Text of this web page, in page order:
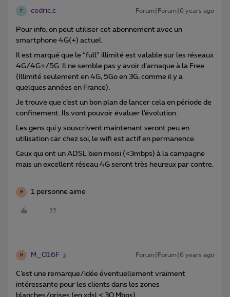
C cedric.c Forum|Forum|6 years ago
Pour info, on peut utiliser cet abonnement avec un
smartphone 4G(+) actuel.
Il est marqué que le “full” illimité est valable sur les réseaux
4G/4G+/5G. Il ne semble pas y avoir d’arnaque à la Free
(Illimité seulement en 4G, 5Go en 3G, comme il y a
quelques années en France).
Je trouve que c’est un bon plan de lancer cela en période de
confinement. Ils vont pouvoir évaluer l’évolution.
Les gens qui y souscrivent maintenant seront peu en
utilisation car chez soi, le wifi est actif en permanence.
Ceux qui ont un ADSL bien moisi (<3mbps) à la campagne
mais un excellent réseau 4G seront très heureux par contre.
M 1 personne aime
M M_016F Forum|Forum|6 years ago
C’est une remarque/idée éventuellement vraiment
intéressante pour les clients dans les zones
blanches/grises (en xdsl < 30 Mbps) …